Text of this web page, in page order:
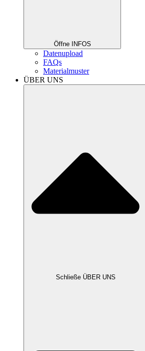
Öffne INFOS
Datenupload
FAQs
Materialmuster
ÜBER UNS
Schließe ÜBER UNS